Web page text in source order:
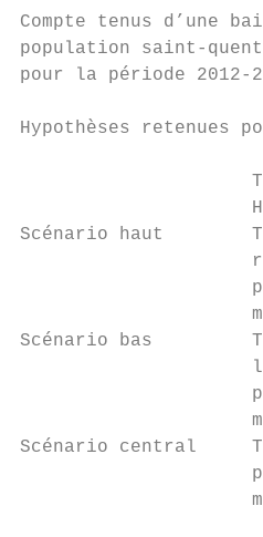
Compte tenus d’une
population
pour la période
Hypothèses retenues
Scénario haut
Scénario bas
Scénario central